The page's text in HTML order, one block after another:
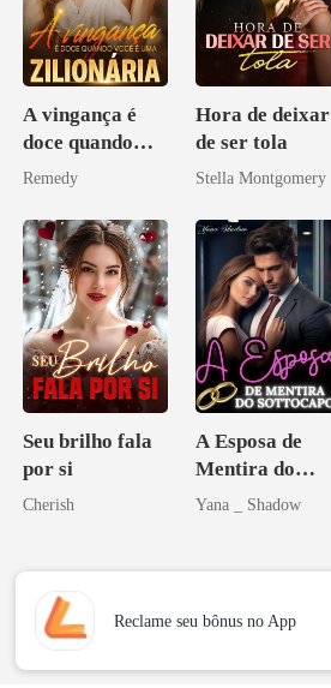
A vingança é
doce quando
você é uma
Remedy
Hora de deixar
de ser tola
Stella Montgomery
Seu brilho fala
por si
Cherish
A Esposa de
Mentira do
Sottocapo
Yana _ Shadow
Reclame seu bônus no App